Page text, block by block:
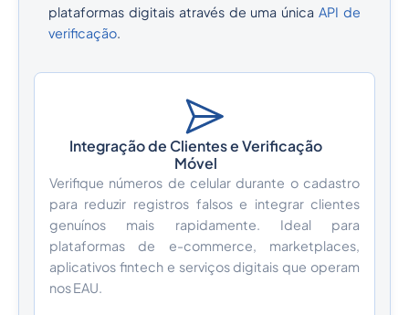
plataformas digitais através de uma únicaAPI de
verificação.
Integração de Clientes e Verificação
Móvel
Verifique números de celular durante o cadastro
para reduzir registros falsos e integrar clientes
genuínos mais rapidamente. Ideal para
plataformas de e-commerce, marketplaces,
aplicativos fintech e serviços digitais que operam
nos EAU.